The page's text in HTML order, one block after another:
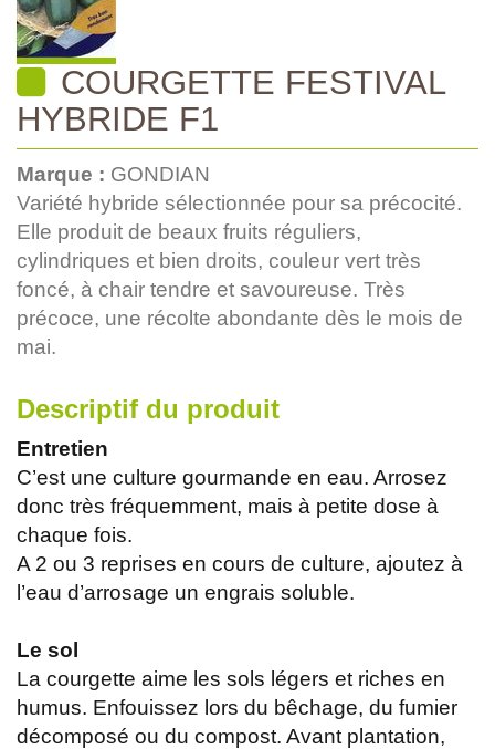
COURGETTE FESTIVAL
HYBRIDE F1
Marque : GONDIAN
Variété hybride sélectionnée pour sa précocité.
Elle produit de beaux fruits réguliers,
cylindriques et bien droits, couleur vert très
foncé, à chair tendre et savoureuse. Très
précoce, une récolte abondante dès le mois de
mai.
Descriptif du produit
Entretien
C’est une culture gourmande en eau. Arrosez
donc très fréquemment, mais à petite dose à
chaque fois.
A 2 ou 3 reprises en cours de culture, ajoutez à
l’eau d’arrosage un engrais soluble.
Le sol
La courgette aime les sols légers et riches en
humus. Enfouissez lors du bêchage, du fumier
décomposé ou du compost. Avant plantation,